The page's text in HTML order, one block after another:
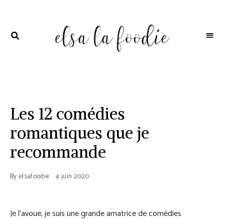
Les 12 comédies
romantiques que je
recommande
By elsafoodie 4 juin 2020
Je l’avoue, je suis une grande amatrice de comédies